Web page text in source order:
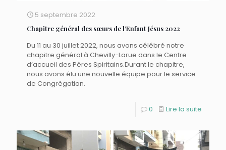
5 septembre 2022
Chapitre général des sœurs de l’Enfant Jésus 2022
Du 11 au 30 juillet 2022, nous avons célébré notre
chapitre général à Chevilly-Larue dans le Centre
d’accueil des Pères Spiritains.Durant le chapitre,
nous avons élu une nouvelle équipe pour le service
de Congrégation.
0 Lire la suite